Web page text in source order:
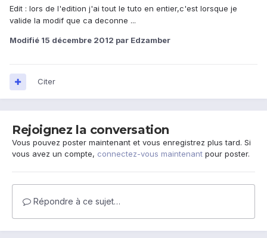
Edit : lors de l'edition j'ai tout le tuto en entier,c'est lorsque je
valide la modif que ca deconne ...
Modifié 15 décembre 2012 par Edzamber
Citer
Rejoignez la conversation
Vous pouvez poster maintenant et vous enregistrez plus tard. Si
vous avez un compte, connectez-vous maintenant pour poster.
Répondre à ce sujet…